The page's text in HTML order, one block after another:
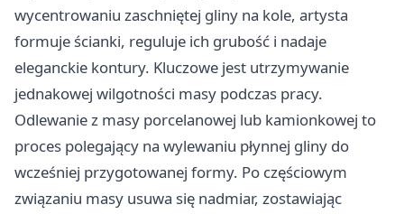
wycentrowaniu zaschniętej gliny na kole, artysta
formuje ścianki, reguluje ich grubość i nadaje
eleganckie kontury. Kluczowe jest utrzymywanie
jednakowej wilgotności masy podczas pracy.
Odlewanie z masy porcelanowej lub kamionkowej to
proces polegający na wylewaniu płynnej gliny do
wcześniej przygotowanej formy. Po częściowym
związaniu masy usuwa się nadmiar, zostawiając